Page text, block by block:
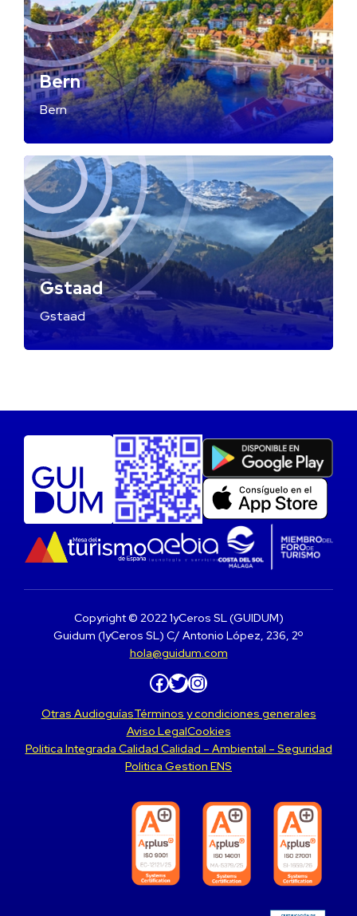
Bern
Bern
Gstaad
Gstaad
Copyright © 2022 1yCeros SL (GUIDUM)
Guidum (1yCeros SL) C/ Antonio López, 236, 2º
hola@guidum.com
Facebook Twitter Instagram
Otras AudioguíasTérminos y condiciones generales
Aviso LegalCookies
Politica Integrada Calidad Calidad – Ambiental – Seguridad
Politica Gestion ENS